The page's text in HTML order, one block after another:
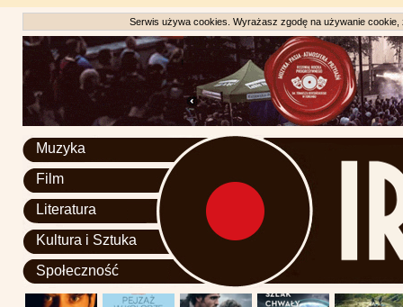
Serwis używa cookies. Wyrażasz zgodę na używanie
Muzyka
Film
Literatura
Kultura i Sztuka
Społeczność